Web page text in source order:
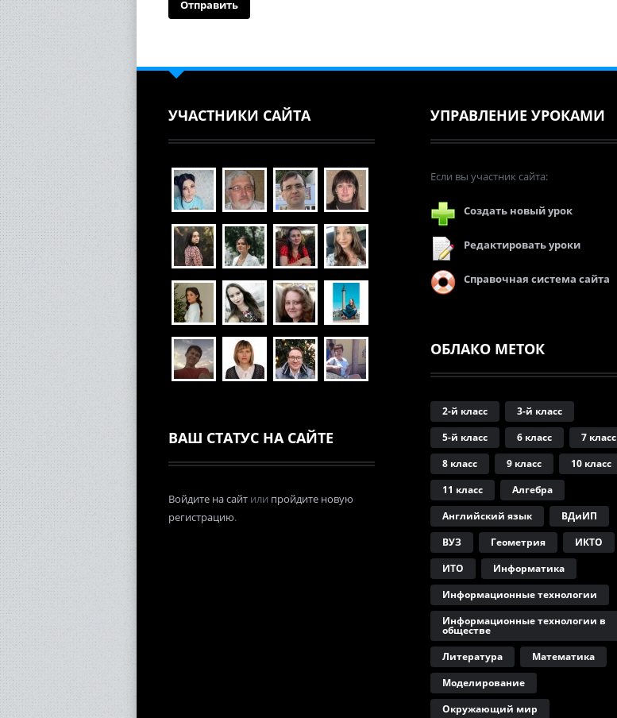
УЧАСТНИКИ САЙТА
ВАШ СТАТУС НА САЙТЕ
Войдите на сайт или пройдите новую
регистрацию.
УПРАВЛЕНИЕ УРОКАМИ
Если вы участник сайта:
Создать новый урок
Редактировать уроки
Справочная система сайта
ОБЛАКО МЕТОК
2-й класс
3-й класс
5-й класс
6 класс
7 класс
8 класс
9 класс
10 класс
11 класс
Алгебра
Английский язык
ВДиИП
ВУЗ
Геометрия
ИКТО
ИТО
Информатика
Информационные технологии
Информационные технологии в
обществе
Литература
Математика
Моделирование
Окружающий мир